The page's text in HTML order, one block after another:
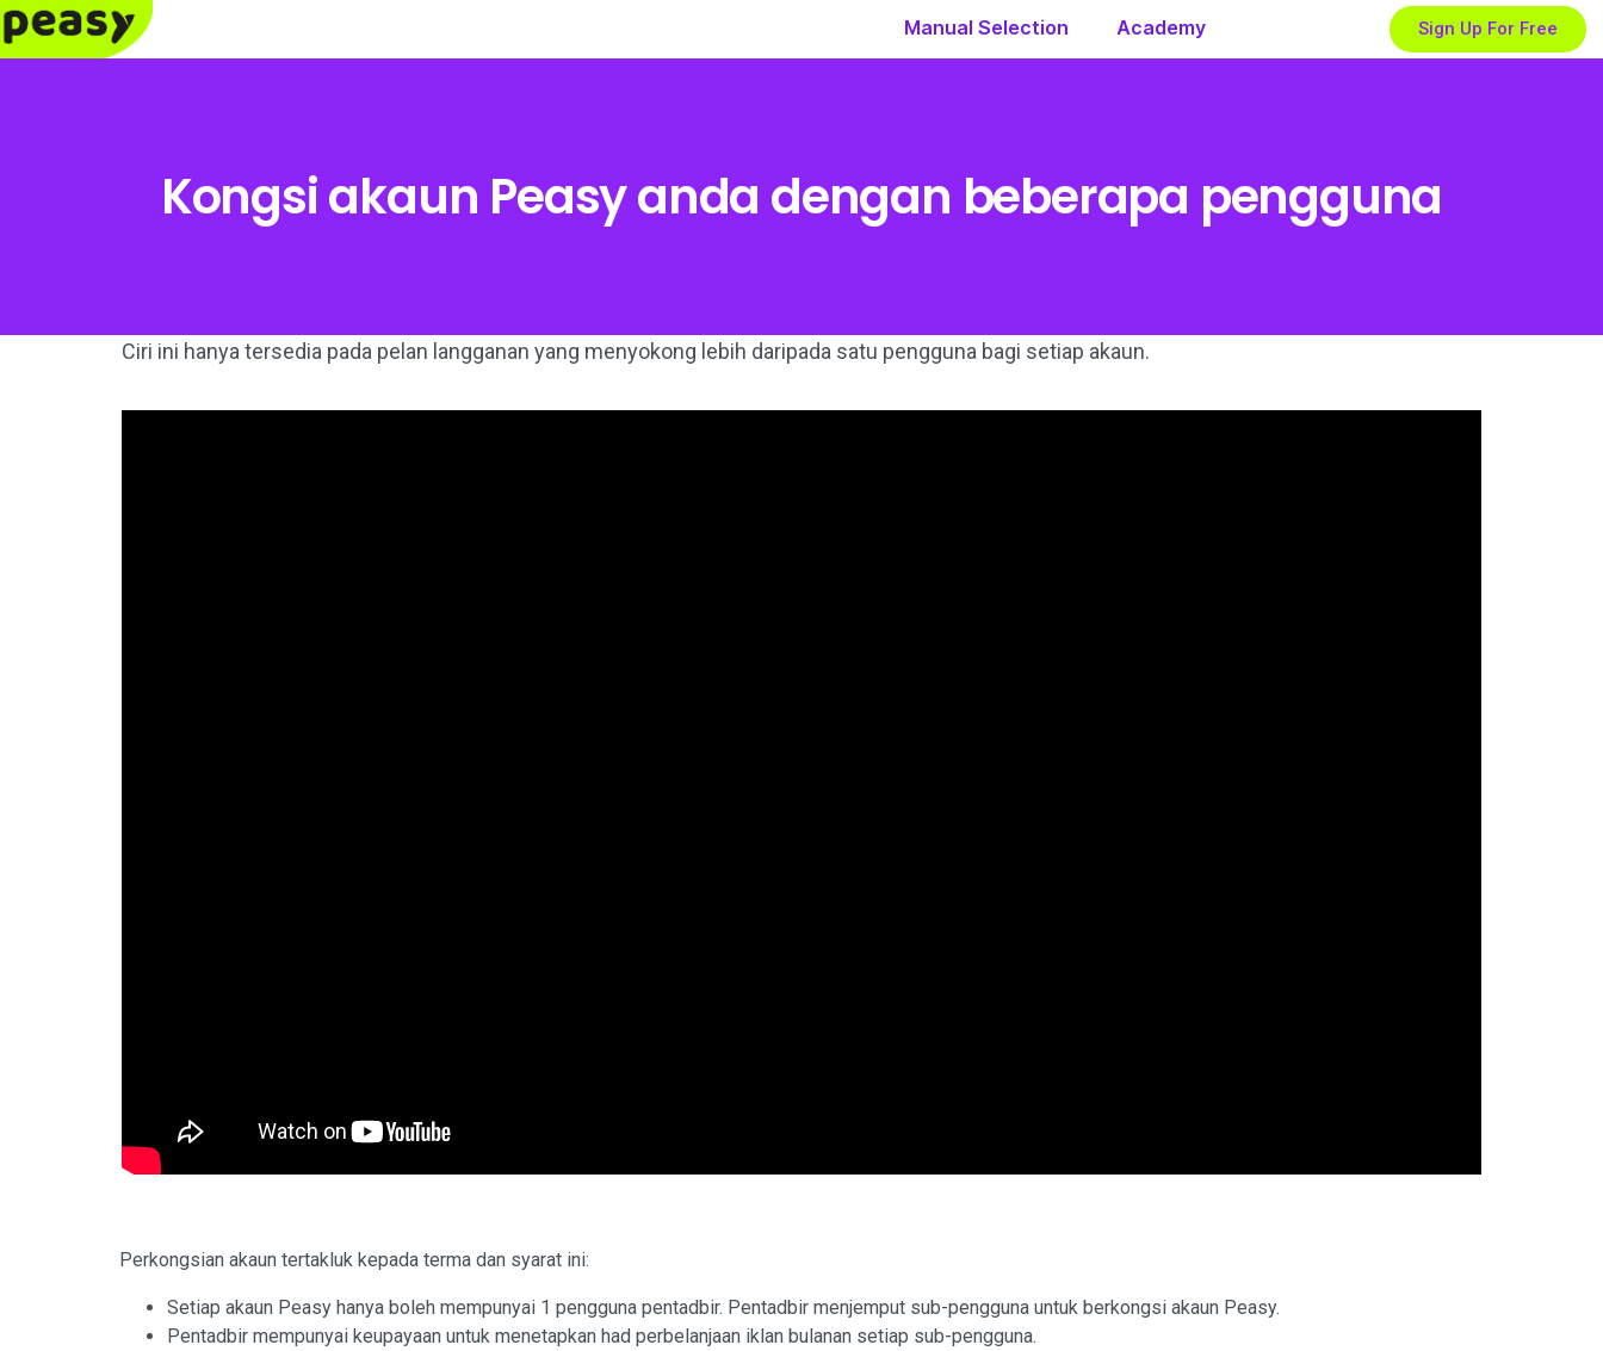
Manual Selection Academy Sign Up For Free
Kongsi akaun Peasy anda dengan beberapa pengguna
Ciri ini hanya tersedia pada pelan langganan yang menyokong lebih daripada satu pengguna bagi setiap akaun.​
Perkongsian akaun tertakluk kepada terma dan syarat ini:
Setiap akaun Peasy hanya boleh mempunyai 1 pengguna pentadbir. Pentadbir menjemput sub-pengguna untuk berkongsi akaun Peasy.
Pentadbir mempunyai keupayaan untuk menetapkan had perbelanjaan iklan bulanan setiap sub-pengguna.